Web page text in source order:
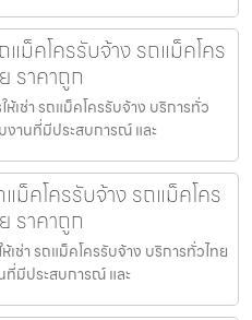
ม็คโครรับจ้าง รถแม็คโคร
ราคาถูก
เช่า รถแม็คโครรับจ้าง บริการทั่ว
งานที่มีประสบการณ์ และ
ม็คโครรับจ้าง รถแม็คโคร
ราคาถูก
ช่า รถแม็คโครรับจ้าง บริการทั่วไทย
ที่มีประสบการณ์ และ